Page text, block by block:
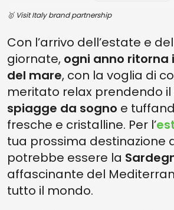
5. SPIAGGIA DI PORTO POLLO, COSTA SMERALDA
4. CALA COTICCIO, CAPRERA
3. SPIAGGIA DI RENA BIANCA, COSTA
2. SPIAGGIA POLTU DI LI COGGHJ, COSTA
1. SPIAGGIA BIANCA, GOLFO ARANCI
🥇 Visit Italy brand partnership
Con l’arrivo dell’estate e
giornate, ogni anno ritorna
del mare, con la voglia di
meritato relax prendendo il
spiagge da sogno e
fresche e cristalline. Per l’
tua prossima destinazione
potrebbe essere la
affascinante del
tutto il mondo.